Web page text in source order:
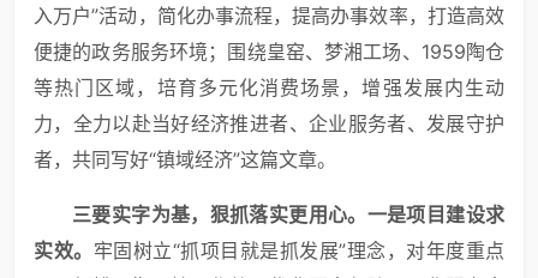
入万户”活动，简化办事流程，提高办事效率，打造高效
便捷的政务服务环境；围绕皇窑、梦湘工场、1959陶仓
等热门区域，培育多元化消费场景，增强发展内生动
力，全力以赴当好经济推进者、企业服务者、发展守护
者，共同写好“镇域经济”这篇文章。
三要实字为基，狠抓落实更用心。 一是项目建设求
实效。 牢固树立“抓项目就是抓发展”理念，对年度重点